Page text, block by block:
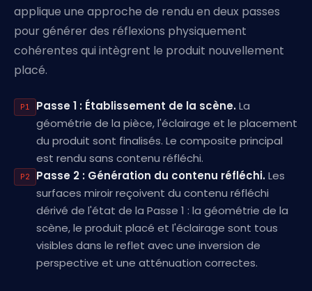
applique une approche de rendu en deux passes
pour générer des réflexions physiquement
cohérentes qui intègrent le produit nouvellement
placé.
P1 Passe 1 : Établissement de la scène.La
géométrie de la pièce, l'éclairage et le placement
du produit sont finalisés. Le composite principal
est rendu sans contenu réfléchi.
P2 Passe 2 : Génération du contenu réfléchi.Les
surfaces miroir reçoivent du contenu réfléchi
dérivé de l'état de la Passe 1 : la géométrie de la
scène, le produit placé et l'éclairage sont tous
visibles dans le reflet avec une inversion de
perspective et une atténuation correctes.